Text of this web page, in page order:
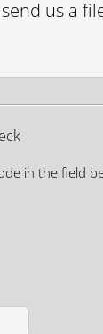
us a
in the field